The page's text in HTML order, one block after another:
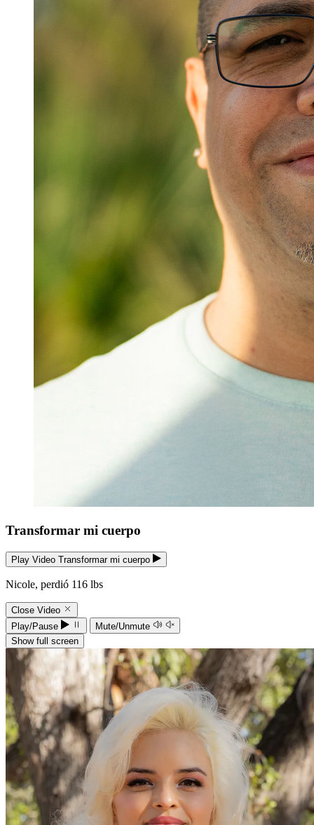
Transformar mi cuerpo
Play Video Transformar mi cuerpo
Nicole, perdió 116 lbs
Close Video
Play/Pause
Mute/Unmute
Show full screen